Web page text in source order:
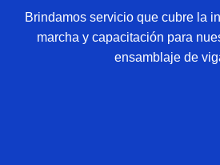
Brindamos servicio que cubre la
marcha y capacitación para
ensamblaje de